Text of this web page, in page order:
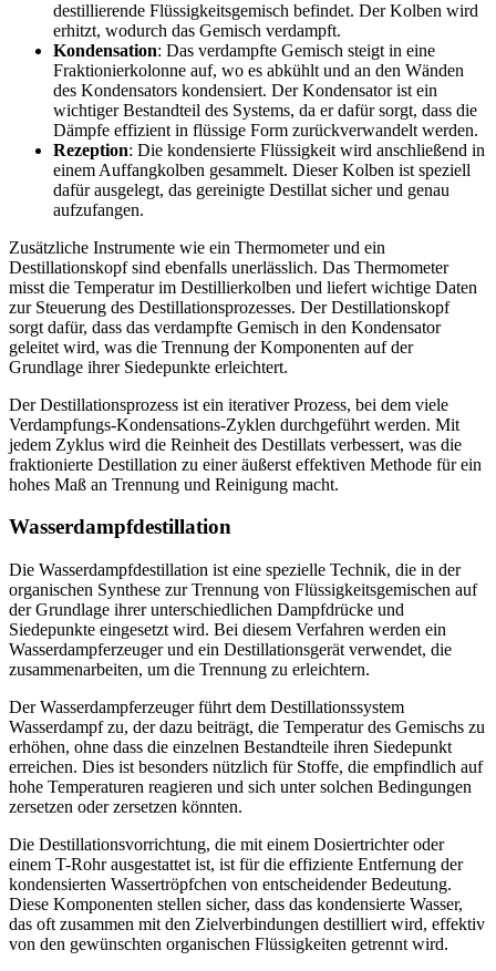
destillierende Flüssigkeitsgemisch befindet. Der Kolben wird
erhitzt, wodurch das Gemisch verdampft.
Kondensation: Das verdampfte Gemisch steigt in eine
Fraktionierkolonne auf, wo es abkühlt und an den Wänden
des Kondensators kondensiert. Der Kondensator ist ein
wichtiger Bestandteil des Systems, da er dafür sorgt, dass die
Dämpfe effizient in flüssige Form zurückverwandelt werden.
Rezeption: Die kondensierte Flüssigkeit wird anschließend in
einem Auffangkolben gesammelt. Dieser Kolben ist speziell
dafür ausgelegt, das gereinigte Destillat sicher und genau
aufzufangen.
Zusätzliche Instrumente wie ein Thermometer und ein
Destillationskopf sind ebenfalls unerlässlich. Das Thermometer
misst die Temperatur im Destillierkolben und liefert wichtige Daten
zur Steuerung des Destillationsprozesses. Der Destillationskopf
sorgt dafür, dass das verdampfte Gemisch in den Kondensator
geleitet wird, was die Trennung der Komponenten auf der
Grundlage ihrer Siedepunkte erleichtert.
Der Destillationsprozess ist ein iterativer Prozess, bei dem viele
Verdampfungs-Kondensations-Zyklen durchgeführt werden. Mit
jedem Zyklus wird die Reinheit des Destillats verbessert, was die
fraktionierte Destillation zu einer äußerst effektiven Methode für ein
hohes Maß an Trennung und Reinigung macht.
Wasserdampfdestillation
Die Wasserdampfdestillation ist eine spezielle Technik, die in der
organischen Synthese zur Trennung von Flüssigkeitsgemischen auf
der Grundlage ihrer unterschiedlichen Dampfdrücke und
Siedepunkte eingesetzt wird. Bei diesem Verfahren werden ein
Wasserdampferzeuger und ein Destillationsgerät verwendet, die
zusammenarbeiten, um die Trennung zu erleichtern.
Der Wasserdampferzeuger führt dem Destillationssystem
Wasserdampf zu, der dazu beiträgt, die Temperatur des Gemischs zu
erhöhen, ohne dass die einzelnen Bestandteile ihren Siedepunkt
erreichen. Dies ist besonders nützlich für Stoffe, die empfindlich auf
hohe Temperaturen reagieren und sich unter solchen Bedingungen
zersetzen oder zersetzen könnten.
Die Destillationsvorrichtung, die mit einem Dosiertrichter oder
einem T-Rohr ausgestattet ist, ist für die effiziente Entfernung der
kondensierten Wassertröpfchen von entscheidender Bedeutung.
Diese Komponenten stellen sicher, dass das kondensierte Wasser,
das oft zusammen mit den Zielverbindungen destilliert wird, effektiv
von den gewünschten organischen Flüssigkeiten getrennt wird.